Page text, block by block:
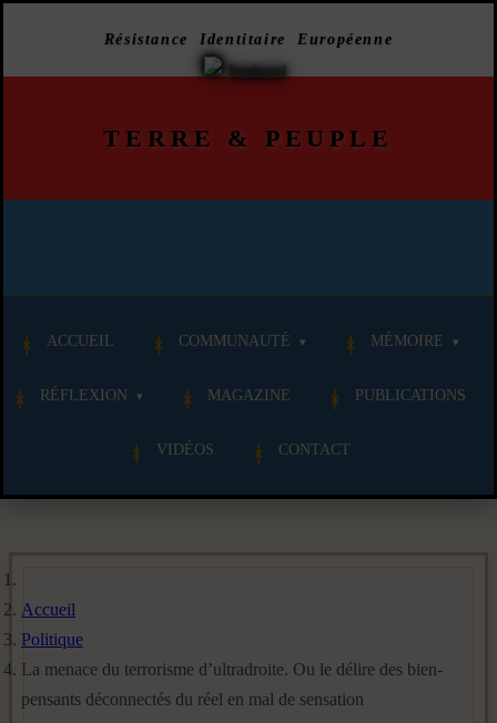
Résistance Identitaire Européenne
TERRE & PEUPLE
ACCUEIL COMMUNAUTÉ MÉMOIRE
RÉFLEXION MAGAZINE PUBLICATIONS
VIDÉOS CONTACT
Accueil
Politique
La menace du terrorisme d’ultradroite. Ou le délire des bien-
pensants déconnectés du réel en mal de sensation